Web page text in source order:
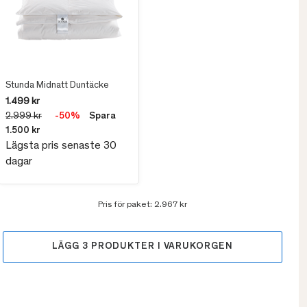
Stunda Midnatt Duntäcke
1.499 kr
2.999 kr
-50%
Spara
1.500 kr
Lägsta pris senaste 30
dagar
Pris för paket: 2.967 kr
LÄGG 3 PRODUKTER I VARUKORGEN